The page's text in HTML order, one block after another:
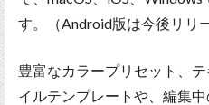
す。（Android版は今後リリ
豊富なカラープリセット、
イルテンプレートや、編集